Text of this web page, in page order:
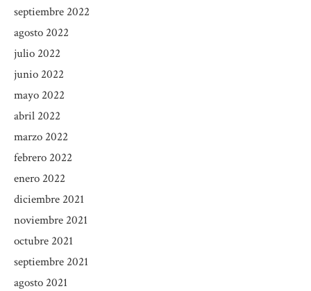
septiembre 2022
agosto 2022
julio 2022
junio 2022
mayo 2022
abril 2022
marzo 2022
febrero 2022
enero 2022
diciembre 2021
noviembre 2021
octubre 2021
septiembre 2021
agosto 2021